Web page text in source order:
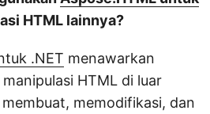
HTML lainnya?
.NET menawarkan
HTML di luar
memodifikasi, dan